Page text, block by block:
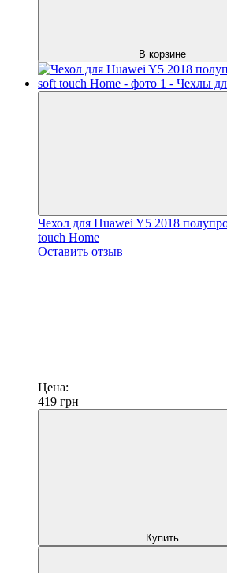
В корзине
Чехол для Huawei Y5 2018
touch Home
Оставить отзыв
Цена:
419 грн
Купить